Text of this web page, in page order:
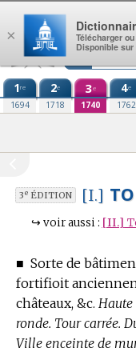
Aller au contenu
1re
1694
2e
1718
3e
1740
4e
1762
3eÉDITION [I.]
↪ voir aussi : [II.]
■ Sorte de
fortifioit
châteaux, &c. Haute
ronde. Tour carrée.
Ville enceinte de
×
Télécharger
Disponible